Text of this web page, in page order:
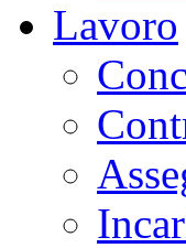
Lavoro